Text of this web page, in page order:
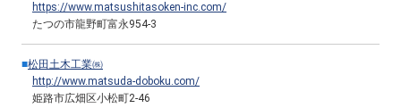
https://www.matsushitasoken-inc.com/
たつの市龍野町富永954-3
■松田土木工業㈱
http://www.matsuda-doboku.com/
姫路市広畑区小松町2-46